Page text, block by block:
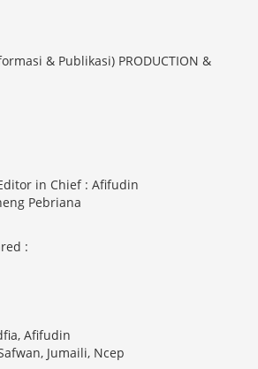
& Publikasi) PRODUCTION &
in Chief : Afifudin
Pebriana
:
Afifudin
Jumaili, Ncep